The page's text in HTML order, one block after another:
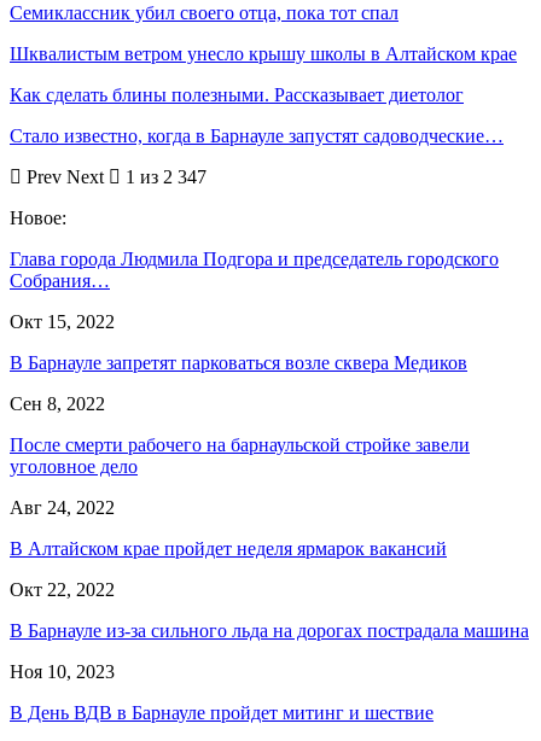
Семиклассник убил своего отца, пока тот спал
Шквалистым ветром унесло крышу школы в Алтайском крае
Как сделать блины полезными. Рассказывает диетолог
Стало известно, когда в Барнауле запустят садоводческие…
Prev Next
1 из 2 347
Новое:
Глава города Людмила Подгора и председатель городского
Собрания…
Окт 15, 2022
В Барнауле запретят парковаться возле сквера Медиков
Сен 8, 2022
После смерти рабочего на барнаульской стройке завели
уголовное дело
Авг 24, 2022
В Алтайском крае пройдет неделя ярмарок вакансий
Окт 22, 2022
В Барнауле из-за сильного льда на дорогах пострадала машина
Ноя 10, 2023
В День ВДВ в Барнауле пройдет митинг и шествие